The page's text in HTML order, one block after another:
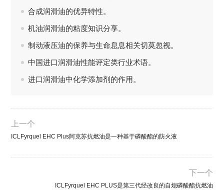
合成润滑油的优异特性。
机油润滑油的粘度知识分享。
制动液压油的保养与生命息息相关切莫忽视。
中国进口润滑油性能评定类行业术语。
进口润滑油中化学添加剂的作用。
上一个
ICLFyrquel EHC Plus阿克苏抗燃油是一种基于磷酸酯的防火液
下一个
ICLFyrquel EHC PLUS是第三代经改良的自熄磷酸酯抗燃油